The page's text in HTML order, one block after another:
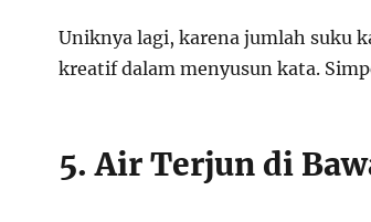
Uniknya lagi, karena jumlah suku
kreatif dalam menyusun kata.
5. Air Terjun di